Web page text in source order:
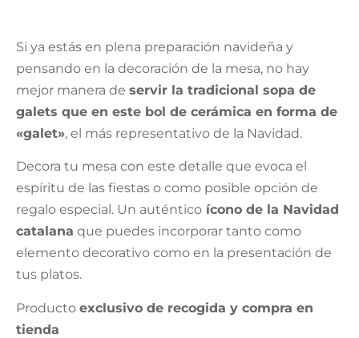
Si ya estás en plena preparación navideña y
pensando en la decoración de la mesa, no hay
mejor manera de servir la tradicional sopa de
galets que en este bol de cerámica en forma de
«galet», el más representativo de la Navidad.
Decora tu mesa con este detalle que evoca el
espíritu de las fiestas o como posible opción de
regalo especial. Un auténtico ícono de la Navidad
catalana que puedes incorporar tanto como
elemento decorativo como en la presentación de
tus platos.
Producto exclusivo de recogida y compra en
tienda